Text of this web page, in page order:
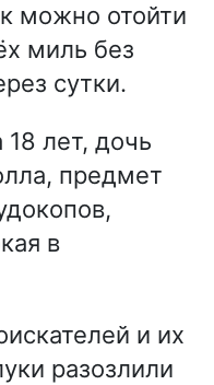
можно отойти
миль без
сутки.
лет, дочь
предмет
в
и их
разозлили